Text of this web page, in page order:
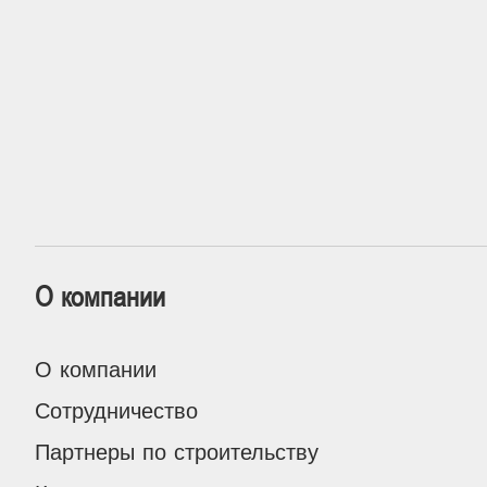
О компании
О компании
Сотрудничество
Партнеры по строительству